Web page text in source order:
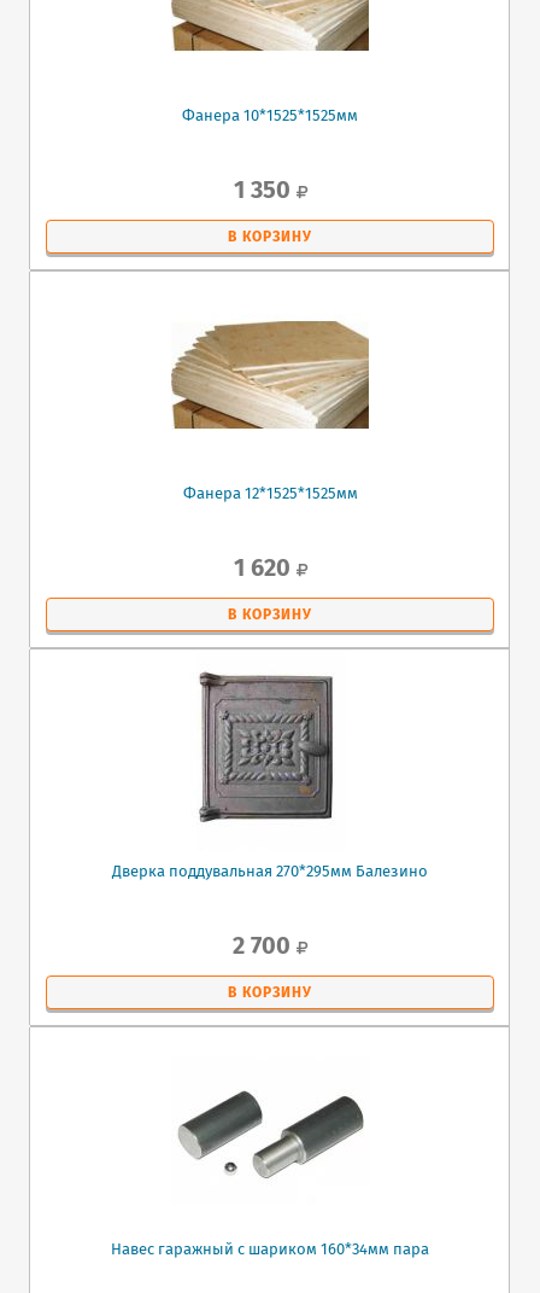
Фанера 10*1525*1525мм
1 350
В КОРЗИНУ
Фанера 12*1525*1525мм
1 620
В КОРЗИНУ
Дверка поддувальная 270*295мм Балезино
2 700
В КОРЗИНУ
Навес гаражный с шариком 160*34мм пара